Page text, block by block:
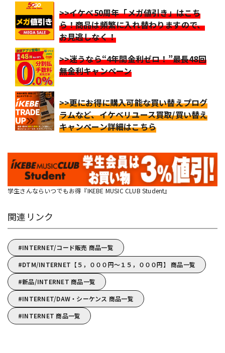
>>イケベ50周年「メガ値引き」はこち
ら！商品は頻繁に入れ替わりますので、
お見逃しなく！
>>迷うなら“4年間金利ゼロ！”最長48回
無金利キャンペーン
>>更にお得に購入可能な買い替えプログ
ラムなど、イケベリユース買取/買い替え
キャンペーン詳細はこちら
学生さんならいつでもお得『IKEBE MUSIC CLUB Student』
関連リンク
INTERNET/コード販売 商品一覧
DTM/INTERNET【５，０００円～１５，０００円】 商品一覧
新品/INTERNET 商品一覧
INTERNET/DAW・シーケンス 商品一覧
INTERNET 商品一覧